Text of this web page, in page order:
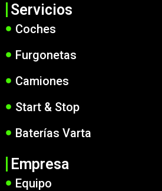
Servicios
Coches
Furgonetas
Camiones
Start & Stop
Baterías Varta
Empresa
Equipo